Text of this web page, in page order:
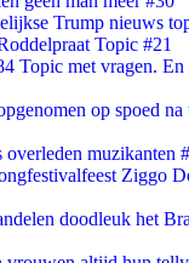
Trump nieuws
Topic #21
Topic met vragen. En
op spoed na
overleden muzikanten
Ziggo
doodleuk het